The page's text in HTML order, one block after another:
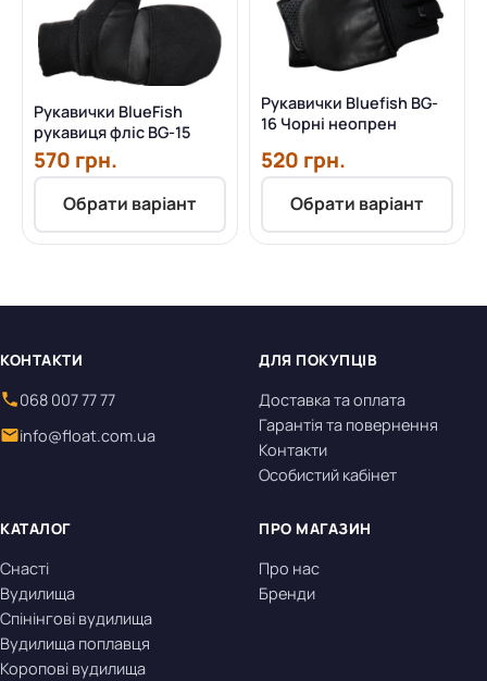
Рукавички BlueFish
рукавиця фліс BG-15
570 грн.
Обрати варіант
Рукавички Bluefish BG-
16 Чорні неопрен
520 грн.
Обрати варіант
КОНТАКТИ
068 007 77 77
info@float.com.ua
ДЛЯ ПОКУПЦІВ
Доставка та оплата
Гарантія та повернення
Контакти
Особистий кабінет
КАТАЛОГ
Снасті
Вудилища
Спінінгові вудилища
Вудилища поплавця
Коропові вудилища
ПРО МАГАЗИН
Про нас
Бренди